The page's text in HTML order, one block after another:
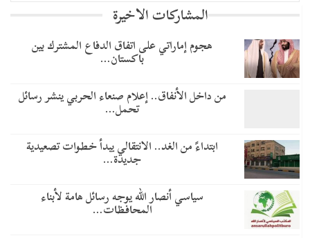
المشاركات الاخيرة
هجوم إماراتي على اتفاق الدفاع المشترك بين
باكستان…
من داخل الأنفاق.. إعلام صنعاء الحربي ينشر رسائل
تحمل…
​ابتداءً من الغد.. الانتقالي يبدأ خطوات تصعيدية
جديدة…
سياسي أنصار الله يوجه رسائل هامة لأبناء
المحافظات…